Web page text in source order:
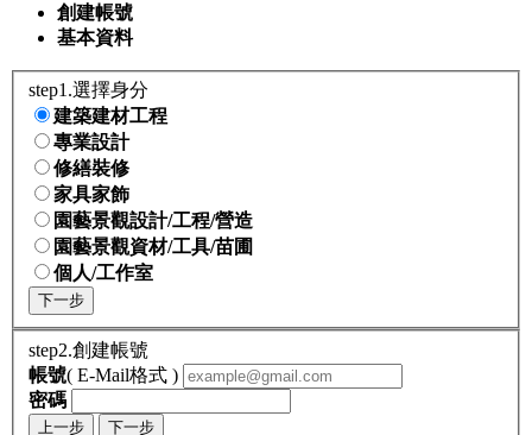
創建帳號
基本資料
step1.選擇身分
建築建材工程
專業設計
修繕裝修
家具家飾
園藝景觀設計/工程/營造
園藝景觀資材/工具/苗圃
個人/工作室
下一步
step2.創建帳號
帳號( E-Mail格式 )
密碼
上一步 下一步